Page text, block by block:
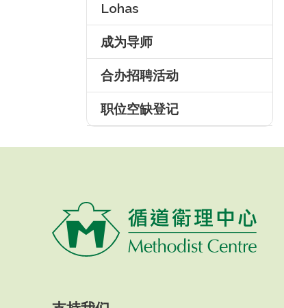
Lohas
成为导师
合办招聘活动
职位空缺登记